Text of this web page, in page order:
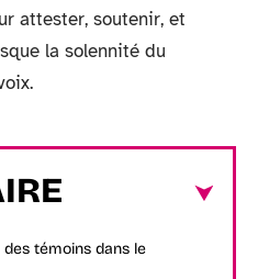
attester, soutenir, et
la solennité du
témoins dans le